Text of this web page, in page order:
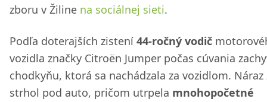
zboru v Žiline na sociálnej sieti.
Podľa doterajších zistení 44-ročný vodič
vozidla značky Citroën Jumper počas cúvania
chodkyňu, ktorá sa nachádzala za vozidlom. Náraz
strhol pod auto, pričom utrpela mnohopočetné